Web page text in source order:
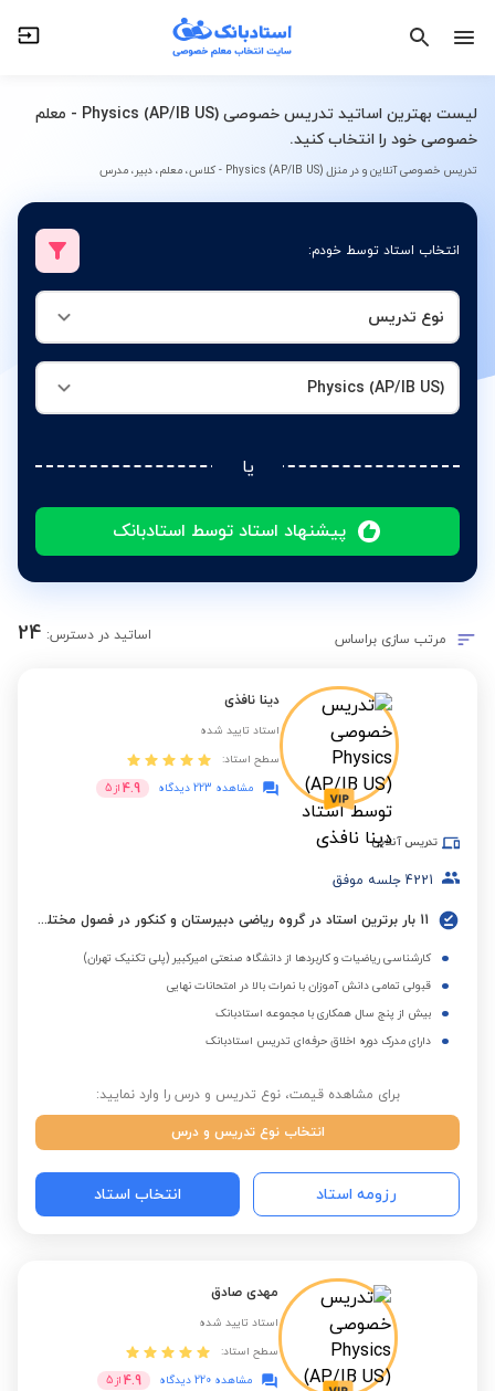
لیست بهترین اساتید تدریس خصوصی Physics (AP/IB US) - معلم
خصوصی خود را انتخاب کنید.
تدریس خصوصی آنلاین و در منزل Physics (AP/IB US) - کلاس، معلم، دبیر، مدرس
انتخاب استاد توسط خودم:
نوع تدریس
Physics (AP/IB US)
یا
پیشنهاد استاد توسط استادبانک
Physics (AP/IB US)
مرتب سازی براساس اساتید در دسترس: 24
دینا نافذی
استاد تایید شده
سطح استاد:
مشاهده 223 دیدگاه
4.9 از 5
تدریس آنلاین
4221 جلسه موفق
11 بار برترین استاد در گروه ریاضی دبیرستان و کنکور در فصول مختلف
کارشناسی ریاضیات و کاربردها از دانشگاه صنعتی امیرکبیر (پلی تکنیک تهران)
قبولی تمامی دانش آموزان با نمرات بالا در امتحانات نهایی
بیش از پنج سال همکاری با مجموعه استادبانک
دارای مدرک دوره اخلاق حرفه‌ای تدریس استادبانک
برای مشاهده قیمت، نوع تدریس و درس را وارد نمایید:
انتخاب نوع تدریس و درس
رزومه استاد انتخاب استاد
مهدی صادق
استاد تایید شده
سطح استاد:
مشاهده 220 دیدگاه
4.9 از 5